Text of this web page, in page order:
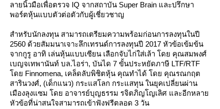
ลายนิ้วมือเพื่อตรวจ IQ จากสถาบัน Super Brain และปรึกษา
พอร์ตหุ้นแบบตัวต่อตัวกับผู้เชี่ยวชาญ
สำหรับนักลงทุน สามารถเตรียมความพร้อมก่อนการลงทุนในปี
2560 ด้วยสัมมนาเจาะลึกเทรนด์การลงทุนปี 2017 หัวข้อเข้มข้น
จากกูรู อาทิ เล่นหุ้นแบบเซียน เลือกจับไก่ใส่เล้า โดย คุณสมพงศ์
เบญจเทพานันท์ บล.ไอร่า, บันได 7 ขั้นประหยัดภาษี LTF/RTF
ดย Finnomena, เคล็ดลับพิชิตหุ้น คุณทำได้ โดย คุณรณกฤต
สารินวงศ์, (เด็กแนว) กระแสโลก กระแสทุน ในยุคเปลี่ยนผ่าน
เมืองลุงแซม โดย อาจารย์บุญธรรม รจิตภิญโญเลิศ และอีกหลา
หัวข้อที่น่าสนใจสามารถเข้าฟังฟรีตลอด 3 วัน